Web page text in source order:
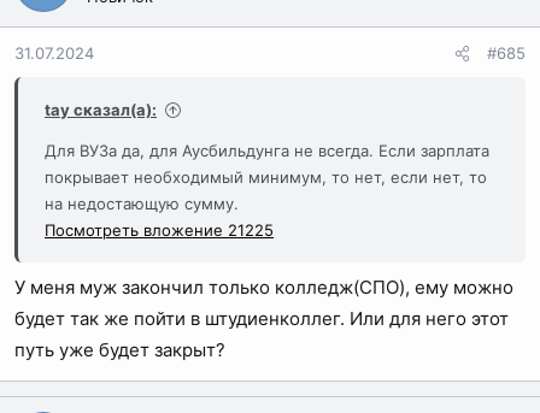
31.07.2024 #685
tay сказал(а):
Для ВУЗа да, для Аусбильдунга не всегда. Если зарплата
покрывает необходимый минимум, то нет, если нет, то
на недостающую сумму.
Посмотреть вложение 21225
У меня муж закончил только колледж(СПО), ему можно
будет так же пойти в штудиенколлег. Или для него этот
путь уже будет закрыт?